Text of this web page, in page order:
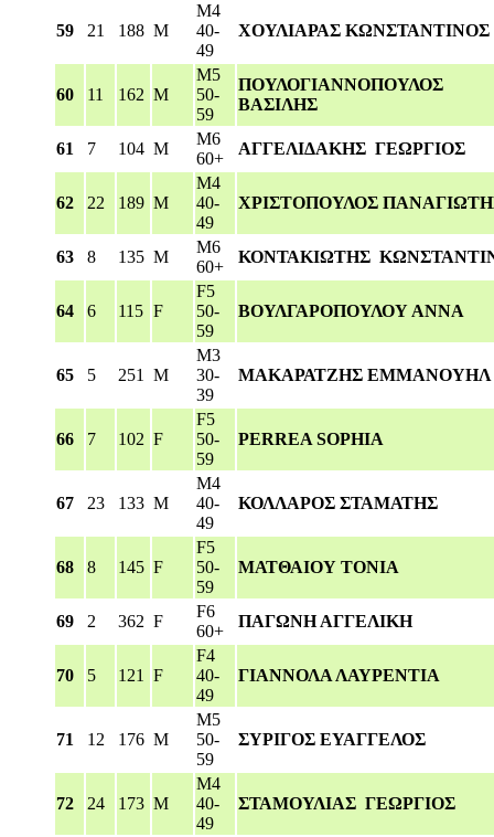
59 21 188 M
M4
40-
49
ΧΟΥΛΙΑΡΑΣ ΚΩΝΣΤΑΝΤΙΝΟΣ
60 11 162 M
M5
50-
59
ΠΟΥΛΟΓΙΑΝΝΟΠΟΥΛΟΣ
ΒΑΣΙΛΗΣ
61 7 104 M
M6
60+
ΑΓΓΕΛΙΔΑΚΗΣ ΓΕΩΡΓΙΟΣ
62 22 189 M
M4
40-
49
ΧΡΙΣΤΟΠΟΥΛΟΣ
63 8 135 M
M6
60+
ΚΟΝΤΑΚΙΩΤΗΣ
64 6 115 F
F5
50-
59
ΒΟΥΛΓΑΡΟΠΟΥΛΟΥ ΑΝΝΑ
65 5 251 M
M3
30-
39
ΜΑΚΑΡΑΤΖΗΣ ΕΜΜΑΝΟΥΗΛ
66 7 102 F
F5
50-
59
PERREA SOPHIA
67 23 133 M
M4
40-
49
ΚΟΛΛΑΡΟΣ ΣΤΑΜΑΤΗΣ
68 8 145 F
F5
50-
59
ΜΑΤΘΑΙΟΥ ΤΟΝΙΑ
69 2 362 F
F6
60+
ΠΑΓΩΝΗ ΑΓΓΕΛΙΚΗ
70 5 121 F
F4
40-
49
ΓΙΑΝΝΟΛΑ ΛΑΥΡΕΝΤΙΑ
71 12 176 M
M5
50-
59
ΣΥΡΙΓΟΣ ΕΥΑΓΓΕΛΟΣ
72 24 173 M
M4
40-
49
ΣΤΑΜΟΥΛΙΑΣ ΓΕΩΡΓΙΟΣ